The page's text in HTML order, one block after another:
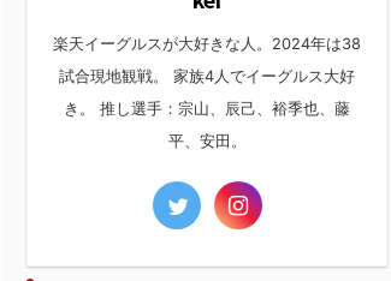
楽天イーグルスが大好きな人。2024年は38
試合現地観戦。 家族4人でイーグルス大好
き。 推し選手：宗山、辰己、裕季也、藤
平、安田。